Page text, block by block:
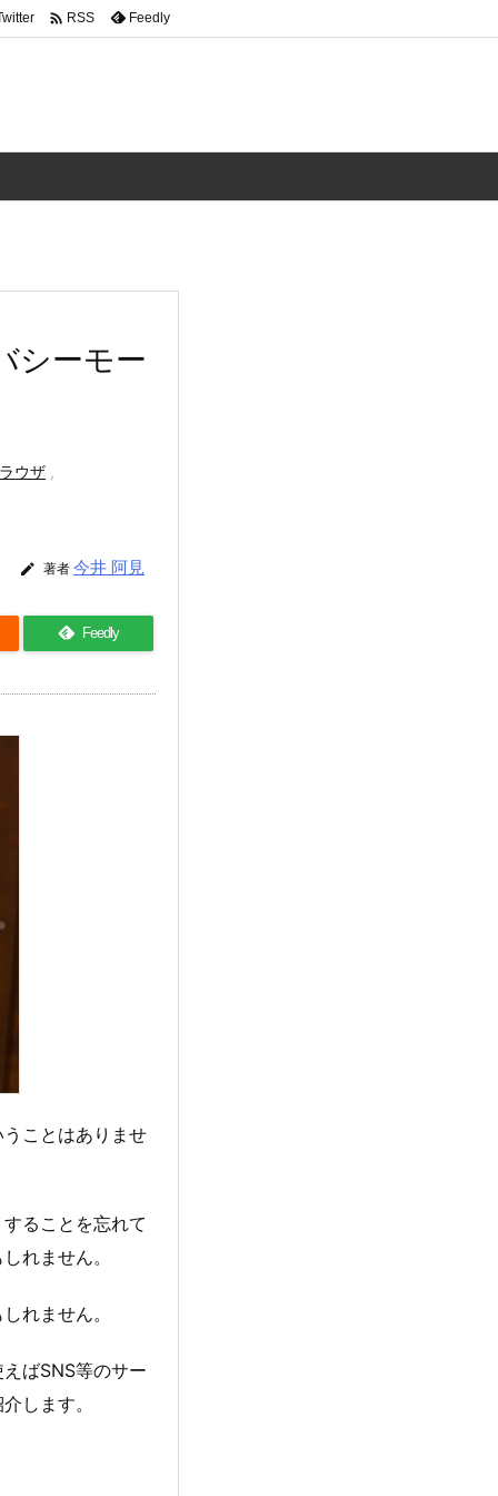
 RSS Feedly
シーモー
ウザ ,
 著者 今井 阿見
Feedly
うことはありませ
ることを忘れて
れません。
れません。
ばSNS等のサー
します。